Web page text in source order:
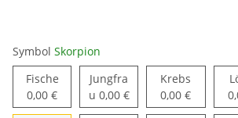
Symbol Skorpion
FischeFische
0,00 €
Jungfra
u Jungfrau
0,00 €
Krebs
0,00 €